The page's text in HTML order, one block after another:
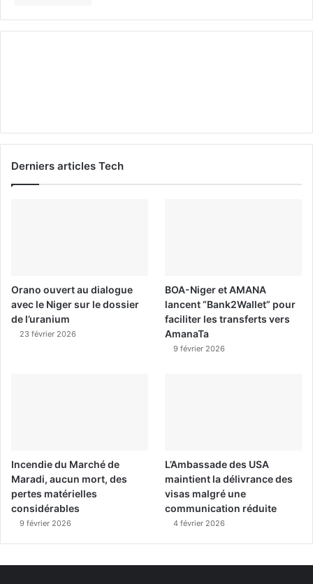
Derniers articles Tech
Orano ouvert au dialogue
avec le Niger sur le dossier
de l’uranium
23 février 2026
BOA-Niger et AMANA
lancent “Bank2Wallet” pour
faciliter les transferts vers
AmanaTa
9 février 2026
Incendie du Marché de
Maradi, aucun mort, des
pertes matérielles
considérables
9 février 2026
L’Ambassade des USA
maintient la délivrance des
visas malgré une
communication réduite
4 février 2026